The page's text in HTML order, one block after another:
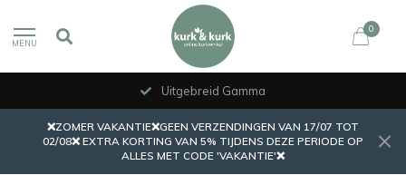
MENU
0
Uitgebreid Gamma
❌ZOMER VAKANTIE❌GEEN VERZENDINGEN VAN 17/07 TOT
02/08❌ EXTRA KORTING VAN 5% TIJDENS DEZE PERIODE OP
ALLES MET CODE 'VAKANTIE'❌